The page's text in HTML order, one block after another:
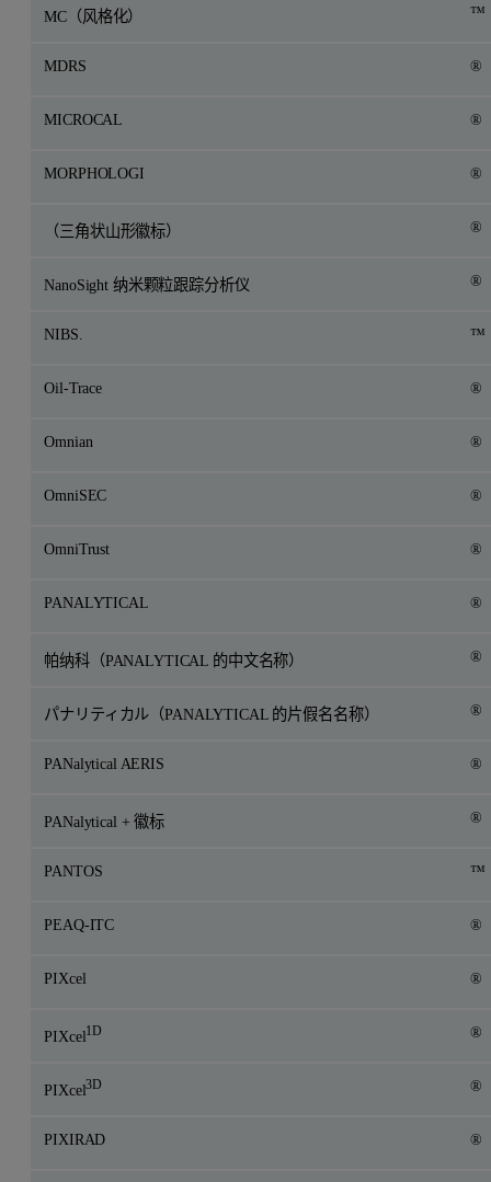
MC（风格化） ™
MDRS ®
MICROCAL ®
MORPHOLOGI ®
（三角状山形徽标） ®
NanoSight 纳米颗粒跟踪分析仪 ®
NIBS. ™
Oil-Trace ®
Omnian ®
OmniSEC ®
OmniTrust ®
PANALYTICAL ®
帕纳科（PANALYTICAL 的中文名称） ®
パナリティカル（PANALYTICAL 的片假名名称） ®
PANalytical AERIS ®
PANalytical + 徽标 ®
PANTOS ™
PEAQ-ITC ®
PIXcel ®
PIXcel1D ®
PIXcel3D ®
PIXIRAD ®